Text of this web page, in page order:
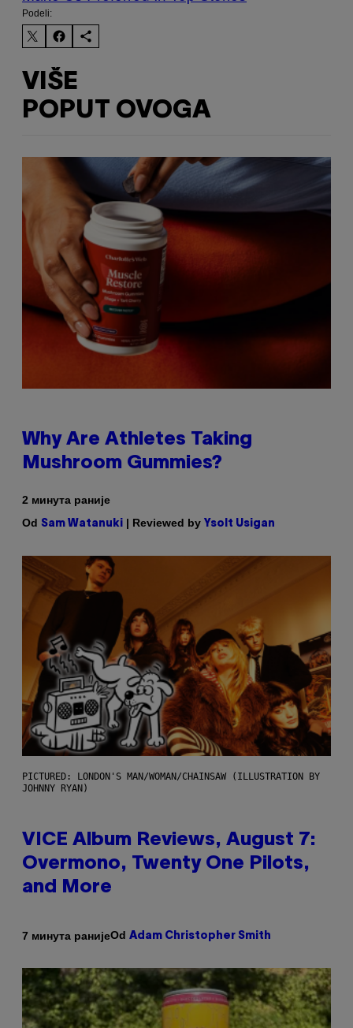
Podeli:
VIŠE
POPUT OVOGA
Why Are Athletes Taking
Mushroom Gummies?
2 минута раније
Od Sam Watanuki | Reviewed by Ysolt Usigan
PICTURED: LONDON'S MAN/WOMAN/CHAINSAW (ILLUSTRATION BY
JOHNNY RYAN)
VICE Album Reviews, August 7:
Overmono, Twenty One Pilots,
and More
7 минута ранијеOd Adam Christopher Smith